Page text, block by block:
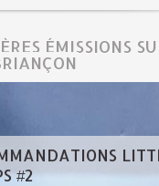
ÉMISSIONS
#2